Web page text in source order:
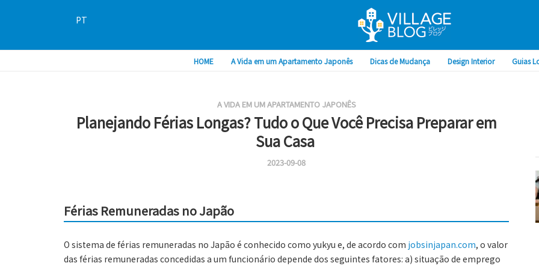
HOME A Vida em um Apartamento Japonês Dicas de Mudança Design Interior Guias
PT
A VIDA EM UM APARTAMENTO JAPONÊS
Planejando Férias Longas? Tudo o Que Você Precisa Preparar em
Sua Casa
2023-09-08
Férias Remuneradas no Japão
O sistema de férias remuneradas no Japão é conhecido como yukyu e, de acordo com jobsinjapan.com, o valor
das férias remuneradas concedidas a um funcionário depende dos seguintes fatores: a) situação de emprego